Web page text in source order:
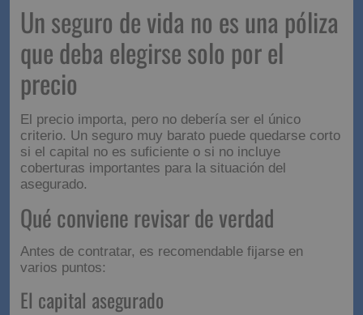
Un seguro de vida no es una póliza
que deba elegirse solo por el
precio
El precio importa, pero no debería ser el único
criterio. Un seguro muy barato puede quedarse corto
si el capital no es suficiente o si no incluye
coberturas importantes para la situación del
asegurado.
Qué conviene revisar de verdad
Antes de contratar, es recomendable fijarse en
varios puntos:
El capital asegurado